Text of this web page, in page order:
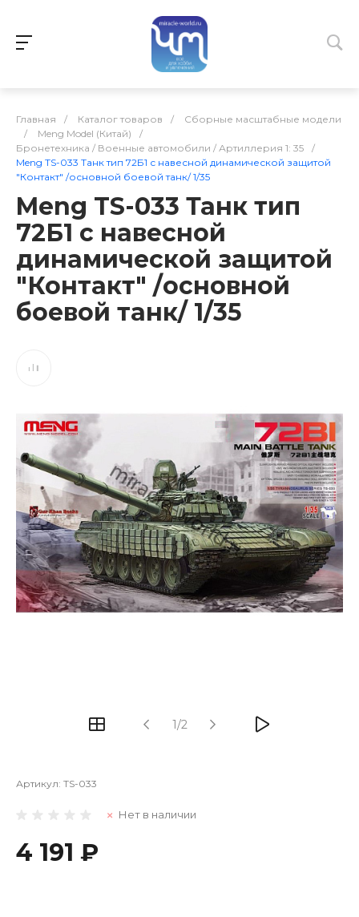
Главная / Каталог товаров /
Сборные масштабные модели
/
Meng Model (Китай)
/
Бронетехника / Военные автомобили / Артиллерия 1: 35
/
Meng TS-033 Танк тип 72Б1 с навесной динамической защитой
"Контакт" /основной боевой танк/ 1/35
Meng TS-033 Танк тип
72Б1 с навесной
динамической защитой
"Контакт" /основной
боевой танк/ 1/35
1/2
Артикул: TS-033
Нет в наличии
4 191 ₽